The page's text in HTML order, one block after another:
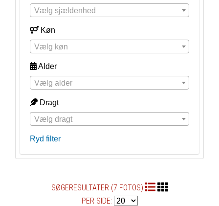
Vælg sjældenhed
Køn
Vælg køn
Alder
Vælg alder
Dragt
Vælg dragt
Ryd filter
SØGERESULTATER (7 FOTOS)
PER SIDE: